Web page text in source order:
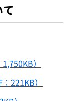
）
221KB）